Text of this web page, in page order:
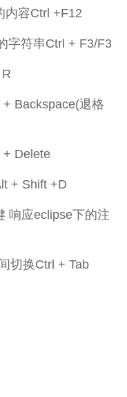
内容Ctrl +F12
字符串Ctrl + F3/F3
Backspace(退格
+ Delete
+ Shift +D
响应eclipse下的注
切换Ctrl + Tab